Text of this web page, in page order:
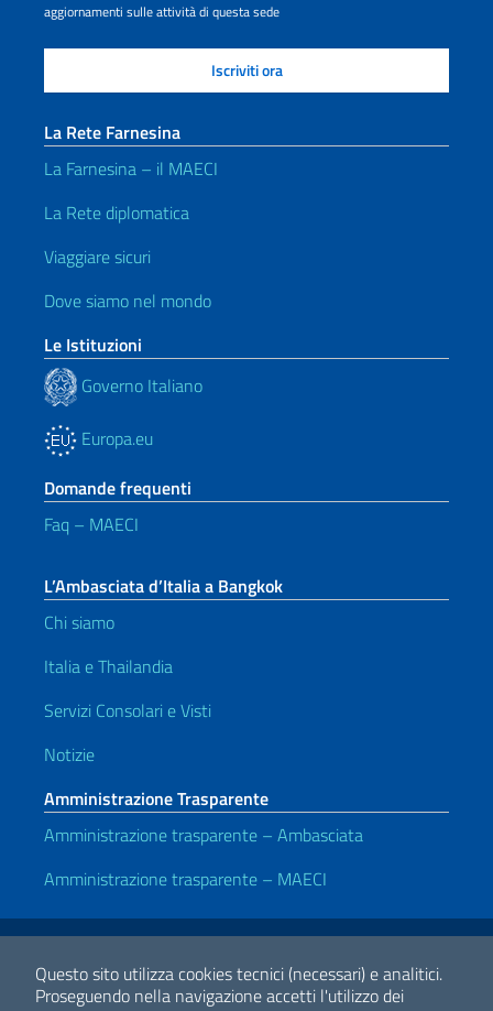
Questo sito utilizza cookies tecnici (necessari) e analitici.
Proseguendo nella navigazione accetti l'utilizzo dei
aggiornamenti sulle attività di questa sede
La Rete Farnesina
La Farnesina – il MAECI
La Rete diplomatica
Viaggiare sicuri
Dove siamo nel mondo
Le Istituzioni
Governo Italiano
Europa.eu
Domande frequenti
Faq – MAECI
L’Ambasciata d’Italia a Bangkok
Chi siamo
Italia e Thailandia
Servizi Consolari e Visti
Notizie
Amministrazione Trasparente
Amministrazione trasparente – Ambasciata
Amministrazione trasparente – MAECI
Link Utili